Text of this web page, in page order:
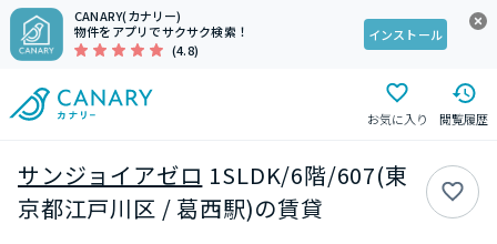
CANARY(カナリー)
物件をアプリでサクサク検索！
(4.8)
インストール
お気に入り 閲覧履歴
サンジョイアゼロ 1SLDK/6階/607(東
京都江戸川区 / 葛西駅)の賃貸